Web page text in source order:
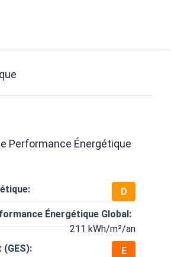
Performance Énergétique
D
Énergétique Global:
211 kWh/m²/an
E